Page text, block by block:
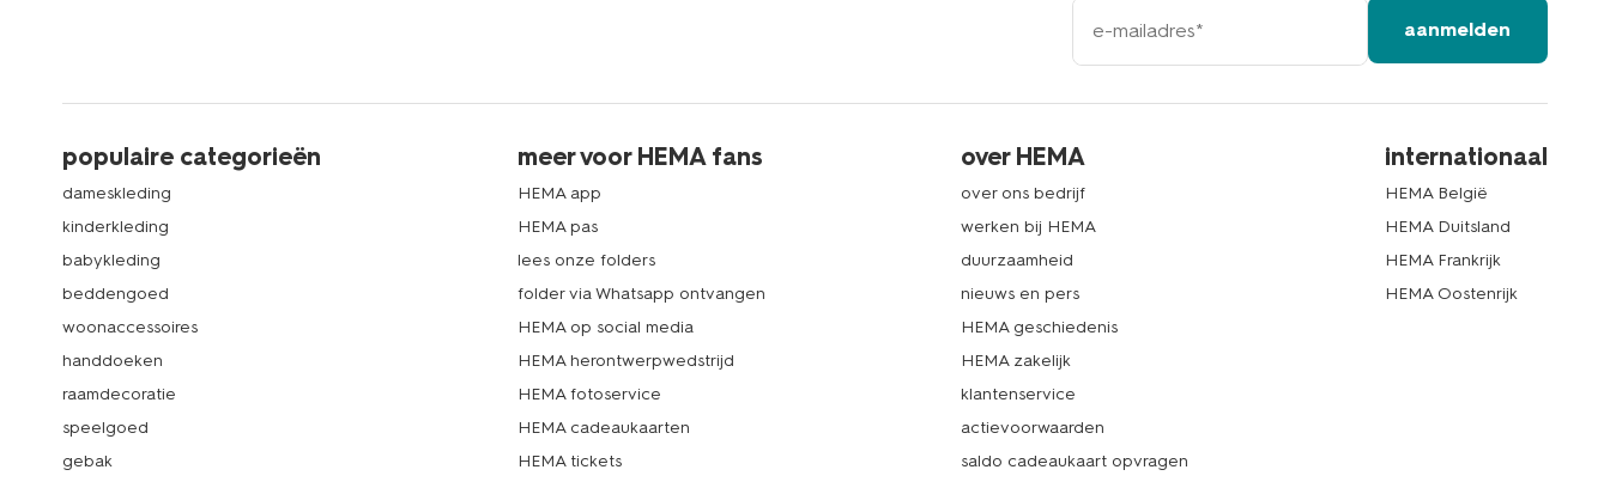
e-
mailadres
aanmelden
populaire categorieën
dameskleding
kinderkleding
babykleding
beddengoed
woonaccessoires
handdoeken
raamdecoratie
speelgoed
gebak
meer voor HEMA fans
HEMA app
HEMA pas
lees onze folders
folder via Whatsapp ontvangen
HEMA op social media
HEMA herontwerpwedstrijd
HEMA fotoservice
HEMA cadeaukaarten
HEMA tickets
over HEMA
over ons bedrijf
werken bij HEMA
duurzaamheid
nieuws en pers
HEMA geschiedenis
HEMA zakelijk
klantenservice
actievoorwaarden
saldo cadeaukaart opvragen
internationaal
HEMA België
HEMA Duitsland
HEMA Frankrijk
HEMA Oostenrijk